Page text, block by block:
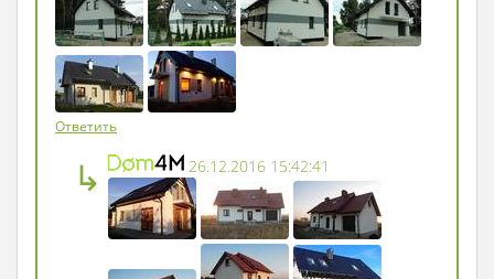
Ну просто все условия для творчества!
Ответить
↳ 26.12.2016 15:42:41